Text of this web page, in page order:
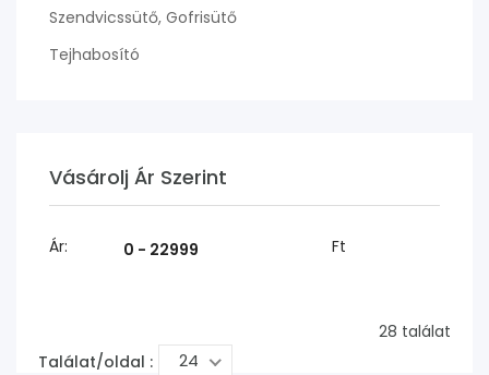
Szendvicssütő, Gofrisütő
Tejhabosító
Vásárolj Ár Szerint
Ár: Ft
28 találat
Találat/oldal :
24